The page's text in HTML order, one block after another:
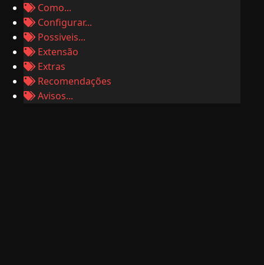
Como...
Configurar...
Possiveis...
Extensão
Extras
Recomendações
Avisos...